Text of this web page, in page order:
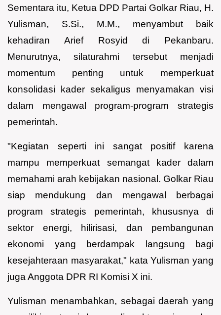
Sementara itu, Ketua DPD Partai Golkar Riau, H.
Yulisman, S.Si., M.M., menyambut baik
kehadiran Arief Rosyid di Pekanbaru.
Menurutnya, silaturahmi tersebut menjadi
momentum penting untuk memperkuat
konsolidasi kader sekaligus menyamakan visi
dalam mengawal program-program strategis
pemerintah.
"Kegiatan seperti ini sangat positif karena
mampu memperkuat semangat kader dalam
memahami arah kebijakan nasional. Golkar Riau
siap mendukung dan mengawal berbagai
program strategis pemerintah, khususnya di
sektor energi, hilirisasi, dan pembangunan
ekonomi yang berdampak langsung bagi
kesejahteraan masyarakat," kata Yulisman yang
juga Anggota DPR RI Komisi X ini.
Yulisman menambahkan, sebagai daerah yang